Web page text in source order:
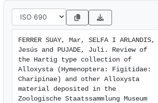
FERRER SUAY, Mar, SELFA I ARLANDIS,
Jesús and PUJADE, Juli. Review of
the Hartig type collection of
Alloxysta (Hymenoptera: Figitidae:
Charipinae) and other Alloxysta
material deposited in the
Zoologische Staatssammlung Museum